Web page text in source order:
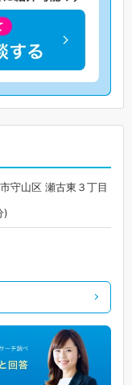
守山区 瀬古東３丁目
)